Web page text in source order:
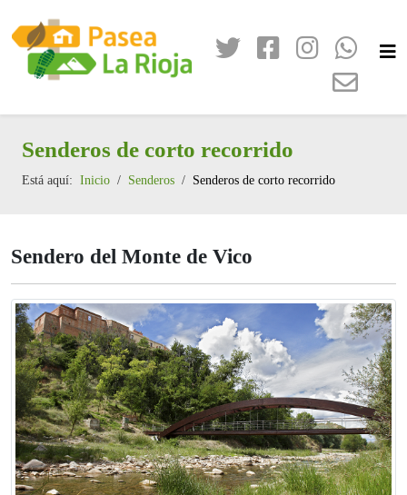
Senderos de corto recorrido
Está aquí: Inicio Senderos Senderos de corto recorrido
Sendero del Monte de Vico